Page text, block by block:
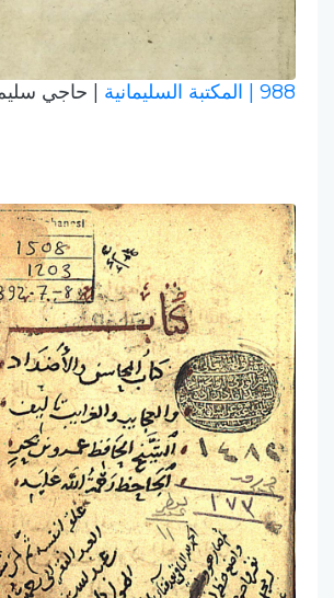
988 | المكتبة السليمانية | حاجي